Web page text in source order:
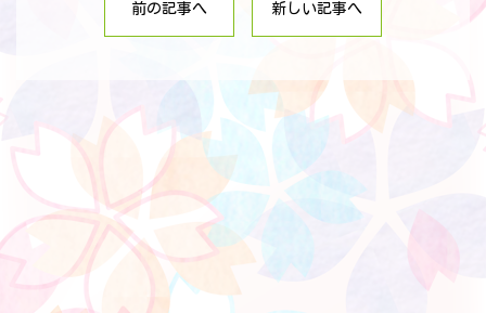
前の記事へ 新しい記事へ